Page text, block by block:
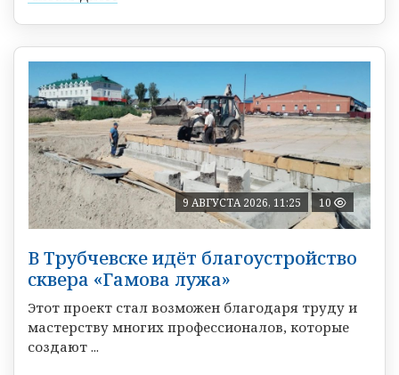
9 АВГУСТА 2026, 11:25 10
В Трубчевске идёт благоустройство
сквера «Гамова лужа»
Этот проект стал возможен благодаря труду и
мастерству многих профессионалов, которые
создают ...